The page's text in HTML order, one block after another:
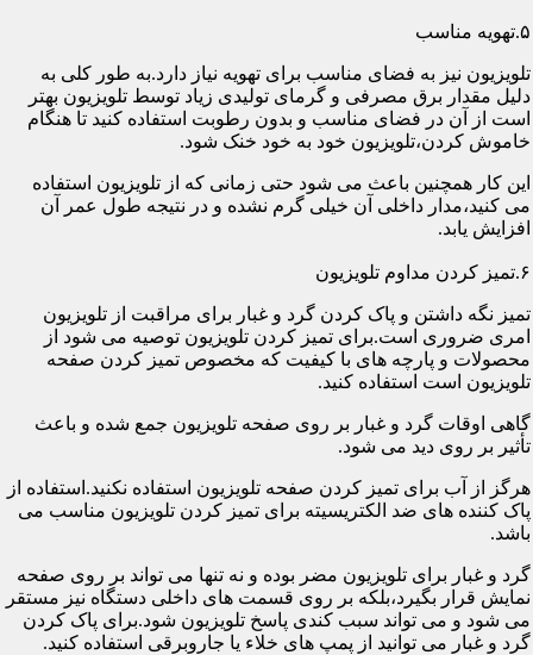
۵.تهویه مناسب
تلویزیون نیز به فضای مناسب برای تهویه نیاز دارد.به طور کلی به
دلیل مقدار برق مصرفی و گرمای تولیدی زیاد توسط تلویزیون بهتر
است از آن در فضای مناسب و بدون رطوبت استفاده کنید تا هنگام
خاموش کردن،تلویزیون خود به خود خنک شود.
این کار همچنین باعث می شود حتی زمانی که از تلویزیون استفاده
می کنید،مدار داخلی آن خیلی گرم نشده و در نتیجه طول عمر آن
افزایش یابد.
۶.تمیز کردن مداوم تلویزیون
تمیز نگه داشتن و پاک کردن گرد و غبار برای مراقبت از تلویزیون
امری ضروری است.برای تمیز کردن تلویزیون توصیه می شود از
محصولات و پارچه های با کیفیت که مخصوص تمیز کردن صفحه
تلویزیون است استفاده کنید.
گاهی اوقات گرد و غبار بر روی صفحه تلویزیون جمع شده و باعث
تأثیر بر روی دید می شود.
هرگز از آب برای تمیز کردن صفحه تلویزیون استفاده نکنید.استفاده از
پاک کننده های ضد الکتریسیته برای تمیز کردن تلویزیون مناسب می
باشد.
گرد و غبار برای تلویزیون مضر بوده و نه تنها می تواند بر روی صفحه
نمایش قرار بگیرد،بلکه بر روی قسمت های داخلی دستگاه نیز مستقر
می شود و می تواند سبب کندی پاسخ تلویزیون شود.برای پاک کردن
گرد و غبار می توانید از پمپ های خلاء یا جاروبرقی استفاده کنید.